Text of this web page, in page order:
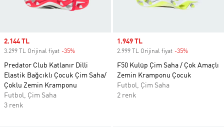
Sale price
2.144 TL
3.299 TL Orijinal fiyat -35%
Predator Club Katlanır Dilli
Elastik Bağcıklı Çocuk Çim Saha/
Çoklu Zemin Kramponu
Futbol, Çim Saha
3 renk
Sale price
1.949 TL
2.999 TL Orijinal fiyat -35%
F50 Kulüp Çim Saha / Çok Amaçlı
Zemin Kramponu Çocuk
Futbol, Çim Saha
2 renk